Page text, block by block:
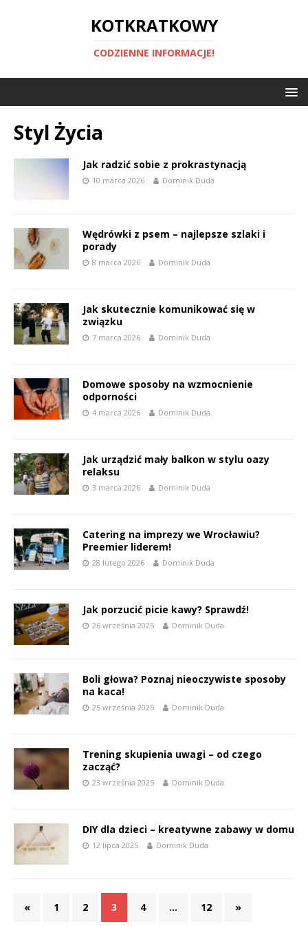
KOTKRATKOWY
CODZIENNE INFORMACJE!
Styl Życia
Jak radzić sobie z prokrastynacją
10 marca 2026 Dominik Duda
Wędrówki z psem – najlepsze szlaki i
porady
8 marca 2026 Dominik Duda
Jak skutecznie komunikować się w
związku
7 marca 2026 Dominik Duda
Domowe sposoby na wzmocnienie
odporności
4 marca 2026 Dominik Duda
Jak urządzić mały balkon w stylu oazy
relaksu
3 marca 2026 Dominik Duda
Catering na imprezy we Wrocławiu?
Preemier liderem!
28 lutego 2026 Dominik Duda
Jak porzucić picie kawy? Sprawdź!
26 września 2025 Dominik Duda
Boli głowa? Poznaj nieoczywiste sposoby
na kaca!
25 września 2025 Dominik Duda
Trening skupienia uwagi – od czego
zacząć?
23 września 2025 Dominik Duda
DIY dla dzieci – kreatywne zabawy w domu
12 lipca 2025 Dominik Duda
« 1 2 3 4 … 12 »